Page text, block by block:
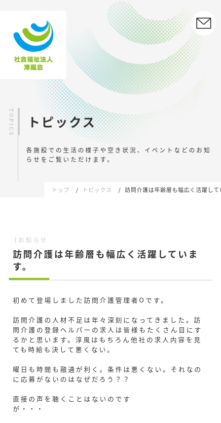
トピックス
各施設での生活の様子や空き状況、イベントなどの お知
らせをご覧いただけます。
トップ トピックス 訪問介護は年齢層も幅広く活躍して
お知らせ
訪問介護は年齢層も幅広く活躍していま
す。
初めて登場しました訪問介護管理者Oです。
訪問介護の人材不足は年々深刻になってきました。訪
問介護の登録ヘルパーの求人は皆様もたくさん目にす
るかと思います。淳風はもちろん他社の求人内容を見
ても時給も決して悪くない。
曜日も時間も融通が利く。条件は悪くない。それなの
に応募がないのはなぜだろう？？
直接の声を聴くことはないのです
が